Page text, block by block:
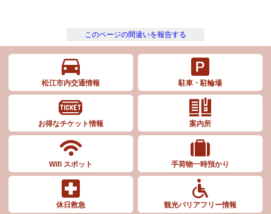
このページの間違いを報告する
松江市内交通情報 駐車・駐輪場
お得なチケット情報 案内所
Wifi スポット 手荷物一時預かり
休日救急 観光バリアフリー情報